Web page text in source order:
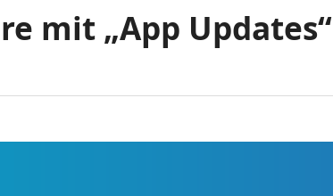
mit „App Updates“